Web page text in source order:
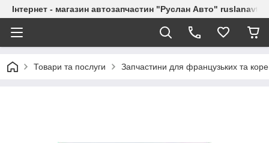
Інтернет - магазин автозапчастин "Руслан Авто"
Товари та послуги Запчастини для французьких та